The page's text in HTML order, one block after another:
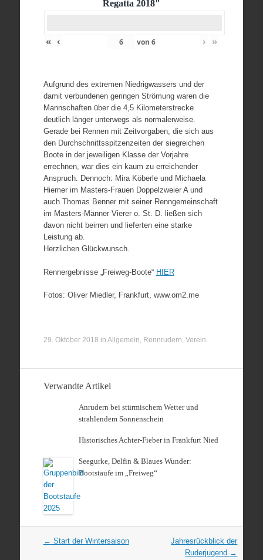
Regatta 2018"
« ‹ von 6 › »
Aufgrund des extremen Niedrigwassers und der
damit verbundenen geringen Strömung waren die
Mannschaften über die 4,5 Kilometerstrecke
deutlich länger unterwegs als normalerweise.
Gerade bei Rennen mit Zeitvorgaben, die sich aus
den Durchschnittsspitzenzeiten der siegreichen
Boote in der jeweiligen Klasse der Vorjahre
errechnen, war dies ein kaum zu erreichender
Anspruch. Dennoch: Mira Köberle und Michaela
Hiemer im Masters-Frauen Doppelzweier A und
auch Thomas Benner mit seiner Renngemeinschaft
im Masters-Männer Vierer o. St. D. ließen sich
davon nicht beirren und lieferten eine starke
Leistung ab.
Herzlichen Glückwunsch.
Rennergebnisse „Freiweg-Boote“ HIER
Fotos: Oliver Miedler, Frankfurt, www.om2.me
29. Oktober 2018 in Allgemein, Rennrudern, Verein.
Verwandte Artikel
Anrudern bei stürmischem Wetter und
strahlendem Sonnenschein
Historisches Achter-Fieber in Frankfurt Nied
Seegurke, Delfin & Blaues Wunder:
Bootstaufe im „Freiweg“
Artikel
← Start der Wintersaison
Jahresrückblick der
Ruderjugend →